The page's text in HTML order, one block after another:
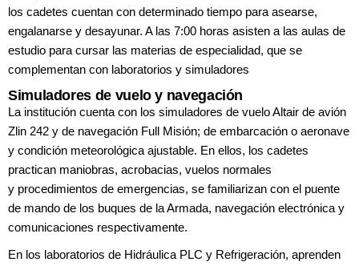
los cadetes cuentan con determinado tiempo para asearse,
engalanarse y desayunar. A las 7:00 horas asisten a las aulas de
estudio para cursar las materias de especialidad, que se
complementan con laboratorios y simuladores
Simuladores de vuelo y navegación
La institución cuenta con los simuladores de vuelo Altair de avión
Zlin 242 y de navegación Full Misión; de embarcación o aeronave
y condición meteorológica ajustable. En ellos, los cadetes
practican maniobras, acrobacias, vuelos normales
y procedimientos de emergencias, se familiarizan con el puente
de mando de los buques de la Armada, navegación electrónica y
comunicaciones respectivamente.
En los laboratorios de Hidráulica PLC y Refrigeración, aprenden